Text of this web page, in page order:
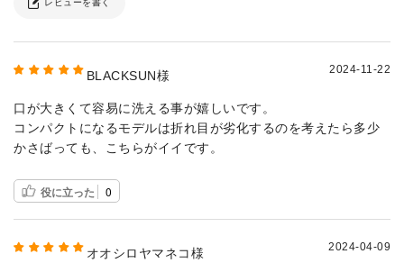
レビューを書く
BLACKSUN様 2024-11-22
口が大きくて容易に洗える事が嬉しいです。
コンパクトになるモデルは折れ目が劣化するのを考えたら多少
かさばっても、こちらがイイです。
役に立った 0
オオシロヤマネコ様 2024-04-09